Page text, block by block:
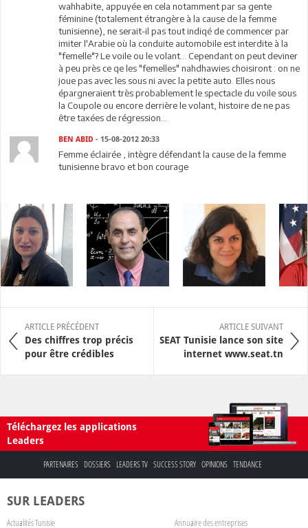
wahhabite, appuyée en cela notamment par sa gente
féminine (totalement étrangère à la cause de la femme
tunisienne), ne serait-il pas tout indiqé de commencer par
imiter l'Arabie où la conduite automobile est interdite à la
"femelle"? Le voile ou le volant... Cependant on peut deviner
à peu près ce qe les "femelles" nahdhawies choisiront : on ne
joue pas avec les sous ni avec la petite auto. Elles nous
épargneraient très probablement le spectacle du voile sous
la Coupole ou encore derrière le volant, histoire de ne pas
être taxées de régression...
BEN ABID- 15-08-2012 20:33
Femme éclairée , intègre défendant la cause de la femme
tunisienne bravo et bon courage
ARTICLE PRÉCÉDENT
Des chiffres trop précis
pour être crédibles
ARTICLE SUIVANT
SEAT Tunisie lance son site
internet www.seat.tn
Téléchargez les applications
Leaders
PARTENAIRES DOSSIERS LEADERS TV SUCCESS STORY OPINIONS TENDANCE
SUR LEADERS
Actualités Tunisie Annuaire des entreprises